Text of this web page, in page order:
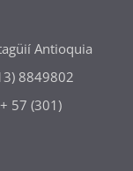
Antioquia
8849802
57 (301)